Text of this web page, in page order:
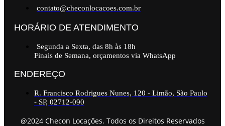
contato@checonlocacoes.com.br
HORÁRIO DE ATENDIMENTO
Segunda a Sexta, das 8h às 18h
Finais de Semana, orçamentos via WhatsApp
ENDEREÇO
R. Francisco Rodrigues Nunes, 120 - Limão, São Paulo
- SP, 02712-090
@2024 Checon Locações. Todos os Direitos Reservados